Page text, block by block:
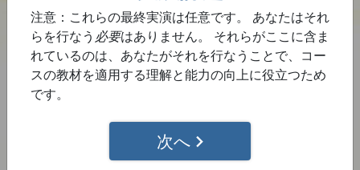
注意：これらの最終実演は任意です。 あなたはそれ
らを行なう 必要はありません。 それらがここに含ま
れているのは、あなたがそれを行なうことで、コー
スの教材を適用する理解と能力の向上に役立つため
です。
次へ
の人に告げてはいけません。 これは単に あなたが観
察するのを助けるためのあなたのドリルです。
人々の話し方や振る舞いで、その人のトーン・レベ
ルを見ることに自信を持つまで、これを続けてくだ
さい。
このステップを完了